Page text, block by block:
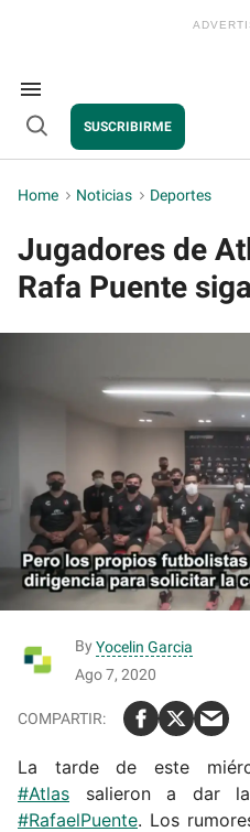
Search
&
Section
Navigation
Open
SUSCRIBIRME
Home > Noticias > Deportes
Jugadores de
Rafa Puente
By Yocelin Garcia
Ago 7, 2020
La tarde de este
#Atlas salieron a dar
#RafaelPuente. Los